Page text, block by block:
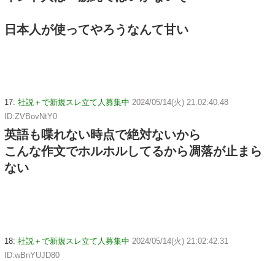
日本人が使ってやろうなんて甘い
17: 社説＋で新規スレ立て人募集中 2024/05/14(火) 21:02:40.48
ID:ZVBovNtY0
英語も喋れない時点で絶対ないから
こんな作文でホルホルしてるから凋落が止まら
ない
18: 社説＋で新規スレ立て人募集中 2024/05/14(火) 21:02:42.31
ID:wBnYUJD80